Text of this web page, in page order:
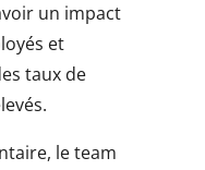
un impact
et
taux de
le team